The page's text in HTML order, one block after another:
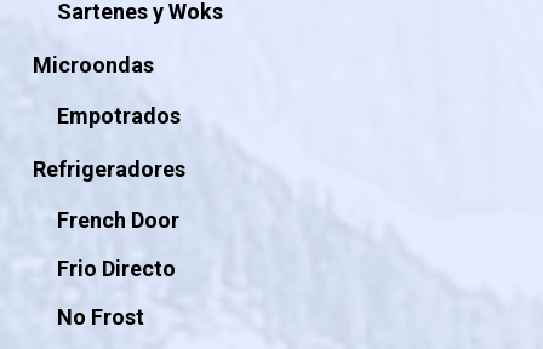
Sartenes y Woks
Microondas
Empotrados
Refrigeradores
French Door
Frio Directo
No Frost